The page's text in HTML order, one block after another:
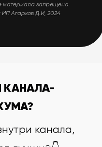
материала запрещено
ИП Агарков Д.И, 2024
КАНАЛА-
канала,